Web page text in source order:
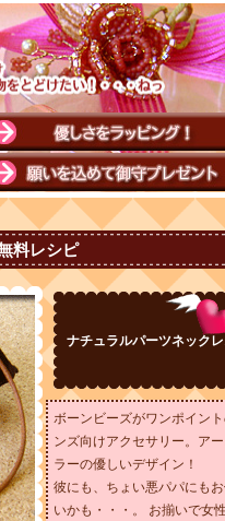
料レシピ
ナチュラルパーツネック
ボーンビーズがワンポイン
ンズ向けアクセサリー。ア
ラーの優しいデザイン！
彼にも、ちょい悪パパにも
いかも・・・。 お揃いで女